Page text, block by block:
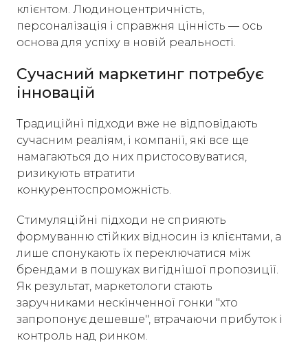
клієнтом. Людиноцентричність,
персоналізація і справжня цінність — ось
основа для успіху в новій реальності.
Сучасний маркетинг потребує
інновацій
Традиційні підходи вже не відповідають
сучасним реаліям, і компанії, які все ще
намагаються до них пристосовуватися,
ризикують втратити
конкурентоспроможність.
Стимуляційні підходи не сприяють
формуванню стійких відносин із клієнтами, а
лише спонукають їх переключатися між
брендами в пошуках вигіднішої пропозиції.
Як результат, маркетологи стають
заручниками нескінченної гонки "хто
запропонує дешевше", втрачаючи прибуток і
контроль над ринком.